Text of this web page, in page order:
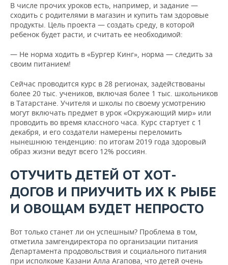
В числе прочих уроков есть, например, и задание —
сходить с родителями в магазин и купить там здоровые
продукты. Цель проекта — создать среду, в которой
ребенок будет расти, и считать ее необходимой:
— Не норма ходить в «Бургер Кинг», норма — следить за
своим питанием!
Сейчас проводится курс в 28 регионах, задействованы
более 20 тыс. учеников, включая более 1 тыс. школьников
в Татарстане. Учителя и школы по своему усмотрению
могут включать предмет в урок «Окружающий мир» или
проводить во время классного часа. Курс стартует с 1
декабря, и его создатели намерены переломить
нынешнюю тенденцию: по итогам 2019 года здоровый
образ жизни ведут всего 12% россиян.
ОТУЧИТЬ ДЕТЕЙ ОТ ХОТ-
ДОГОВ И ПРИУЧИТЬ ИХ К РЫБЕ
И ОВОЩАМ БУДЕТ НЕПРОСТО
Вот только станет ли он успешным? Проблема в том,
отметила замгендиректора по организации питания
Департамента продовольствия и социального питания
при исполкоме Казани Алла Агапова, что детей очень